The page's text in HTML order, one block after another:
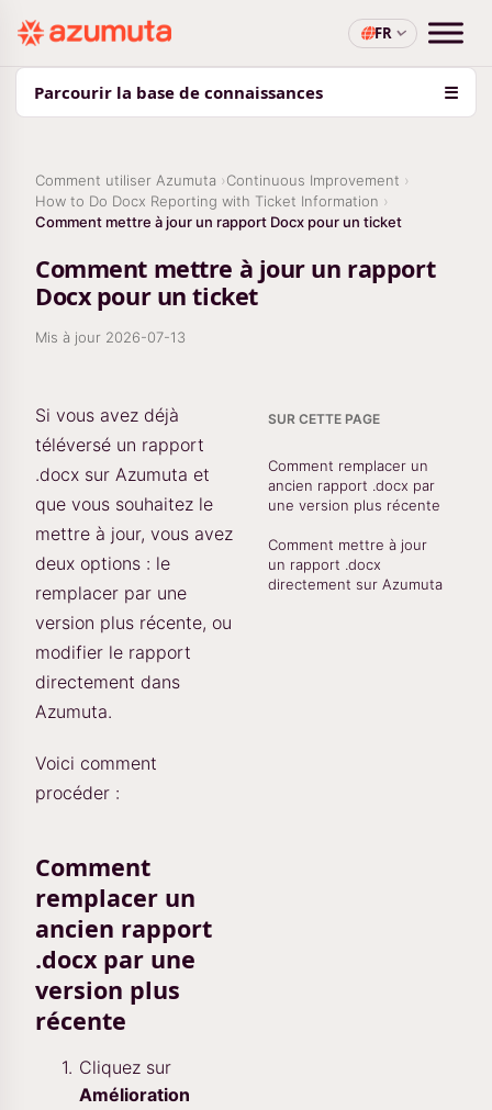
FR
Parcourir la base de connaissances ☰
Comment utiliser Azumuta
Continuous Improvement
How to Do Docx Reporting with Ticket Information
Comment mettre à jour un rapport Docx pour un ticket
Comment mettre à jour un rapport
Docx pour un ticket
Mis à jour 2026-07-13
Si vous avez déjà
téléversé un rapport
.docx sur Azumuta et
que vous souhaitez le
mettre à jour, vous avez
deux options : le
remplacer par une
version plus récente, ou
modifier le rapport
directement dans
Azumuta.
Voici comment
procéder :
Comment
remplacer un
ancien rapport
.docx par une
version plus
récente
Cliquez sur
Amélioration
SUR CETTE PAGE
Comment remplacer un
ancien rapport .docx par
une version plus récente
Comment mettre à jour
un rapport .docx
directement sur Azumuta